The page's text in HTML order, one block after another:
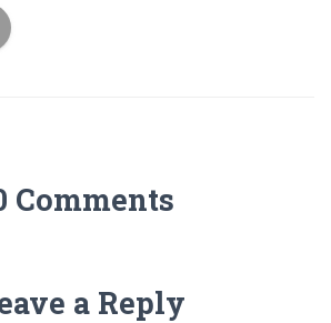
Comments
a Reply